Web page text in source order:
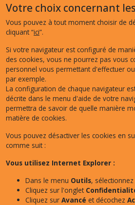
Votre choix concernant
Vous pouvez à tout moment choisir de
cliquant “ici”.
Si votre navigateur est configuré de
des cookies, vous ne pourrez pas vous
personnel vous permettant d'effectuer
par exemple.
La configuration de chaque navigateur
décrite dans le menu d'aide de votre
permettra de savoir de quelle manière
matière de cookies.
Vous pouvez désactiver les cookies en
comme suit :
Vous utilisez Internet Explorer :
Dans le menu Outils, sélectionnez
Cliquez sur l'onglet
Cliquez sur Avancé et décochez